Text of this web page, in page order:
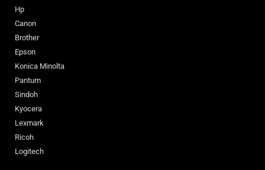
Hp
Canon
Brother
Epson
Konica Minolta
Pantum
Sindoh
Kyocera
Lexmark
Ricoh
Logitech